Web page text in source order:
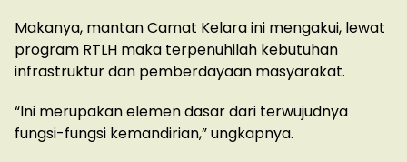
Makanya, mantan Camat Kelara ini mengakui, lewat
program RTLH maka terpenuhilah kebutuhan
infrastruktur dan pemberdayaan masyarakat.
“Ini merupakan elemen dasar dari terwujudnya
fungsi-fungsi kemandirian,” ungkapnya.